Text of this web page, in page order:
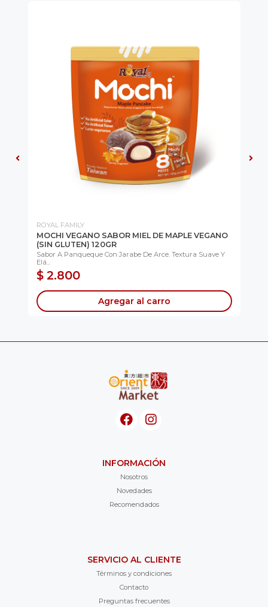
ROYAL FAMILY
MOCHI VEGANO SABOR MIEL DE MAPLE VEGANO
(SIN GLUTEN) 120GR
Sabor A Panqueque Con Jarabe De Arce. Textura Suave Y
Elá...
$ 2.800
Agregar al carro
INFORMACIÓN
Nosotros
Novedades
Recomendados
SERVICIO AL CLIENTE
Términos y condiciones
Contacto
Preguntas frecuentes